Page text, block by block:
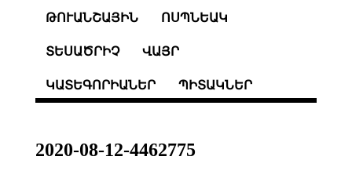
ԹՈՒԱՆՇԱՅԻՆ ՈՍՊՆԵԱԿ
ՏԵՍԱԾՐԻՉ ՎԱՅՐ
ԿԱՏԵԳՈՐԻԱՆԵՐ ՊԻՏԱԿՆԵՐ
2020-08-12-4462775